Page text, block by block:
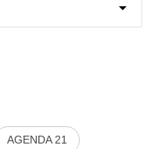
AGENDA 21